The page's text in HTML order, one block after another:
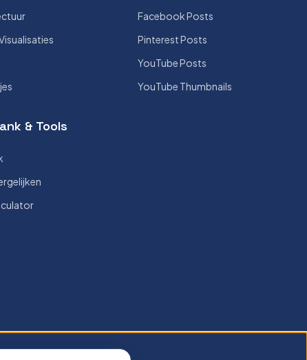
& Tools
Facebook Posts
Pinterest Posts
YouTube Posts
YouTube Thumbnails